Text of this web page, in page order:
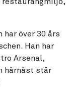
har över 30 års
Han har
Arsenal,
härnäst står